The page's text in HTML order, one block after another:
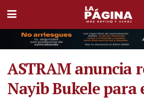
ASTRAM anuncia
Nayib Bukele para